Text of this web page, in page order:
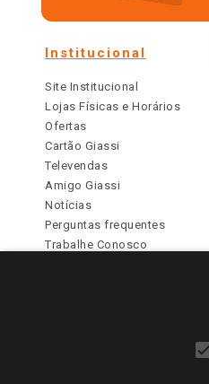
Institucional
Site Institucional
Lojas Físicas e Horários
Ofertas
Cartão Giassi
Televendas
Amigo Giassi
Notícias
Perguntas frequentes
Trabalhe Conosco
TODOS OS